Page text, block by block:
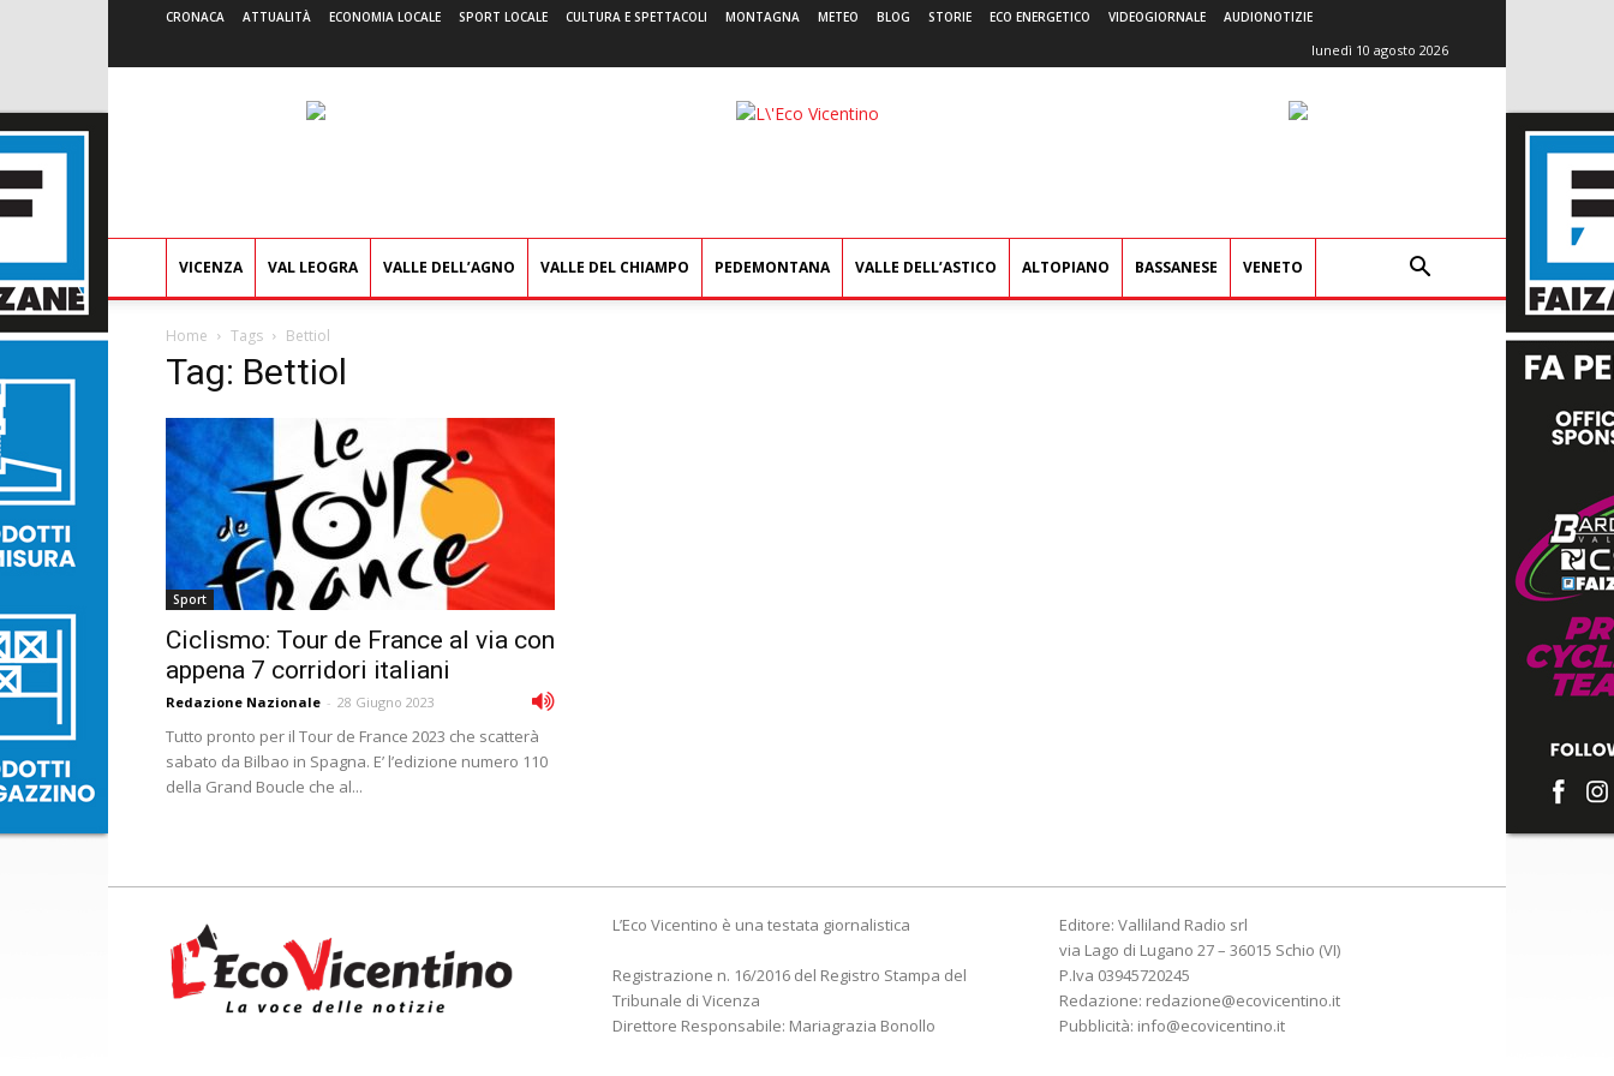
CRONACA ATTUALITÀ ECONOMIA LOCALE SPORT LOCALE CULTURA E SPETTACOLI MONTAGNA METEO BLOG STORIE ECO ENERGETICO VIDEOGIORNALE AUDIONOTIZIE
lunedì 10 agosto 2026
L'Eco
VICENZA VAL LEOGRA VALLE DELL’AGNO VALLE DEL CHIAMPO PEDEMONTANA VALLE DELL’ASTICO ALTOPIANO BASSANESE VENETO
Home Tags Bettiol
Tag: Bettiol
Sport
Ciclismo: Tour de France al via con
appena 7 corridori italiani
Redazione Nazionale - 28 Giugno 2023
Tutto pronto per il Tour de France 2023 che scatterà
sabato da Bilbao in Spagna. E’ l’edizione numero 110
della Grand Boucle che al...
L’Eco Vicentino è una testata giornalistica
Registrazione n. 16/2016 del Registro Stampa del
Tribunale di Vicenza
Direttore Responsabile: Mariagrazia Bonollo
Editore: Valliland Radio srl
via Lago di Lugano 27 – 36015 Schio (VI)
P.Iva 03945720245
Redazione: redazione@ecovicentino.it
Pubblicità: info@ecovicentino.it